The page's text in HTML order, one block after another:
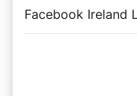
Facebook Ireland